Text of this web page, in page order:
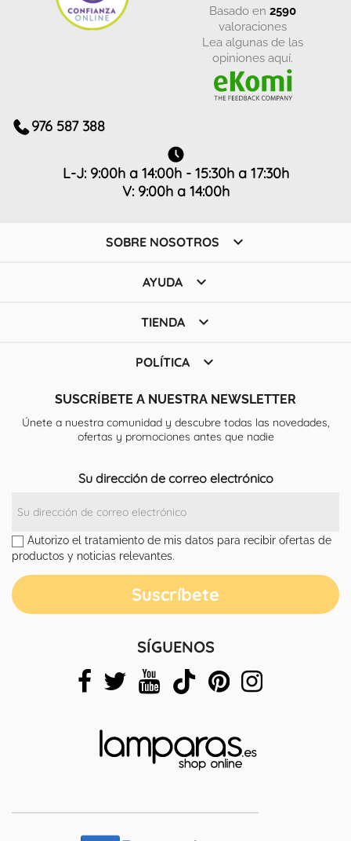
basado en 2590
valoraciones
Lea algunas de las
opiniones aquí.
976 587 388
L-J: 9:00h a 14:00h - 15:30h a 17:30h
V: 9:00h a 14:00h
SOBRE NOSOTROS 
AYUDA 
TIENDA 
POLÍTICA 
SUSCRÍBETE A NUESTRA NEWSLETTER
Únete a nuestra comunidad y descubre todas las novedades,
ofertas y promociones antes que nadie
Su dirección de correo electrónico
Autorizo el tratamiento de mis datos para recibir ofertas de
productos y noticias relevantes.
SÍGUENOS